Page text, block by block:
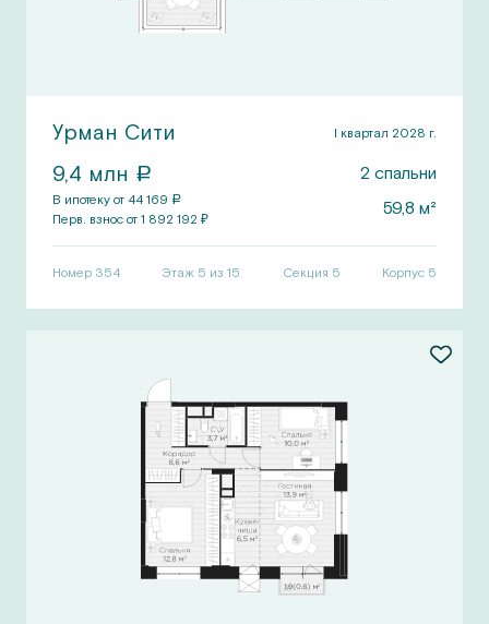
Урман Сити I квартал 2028 г.
9,4 млн a 2 спальни
В ипотеку от 44 169 a
Перв. взнос от 1 892 192 ₽ 59,8 м²
Номер 354 Этаж 5 из 15 Секция 5 Корпус 5